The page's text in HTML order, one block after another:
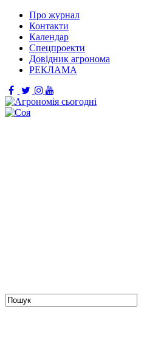
Про журнал
Контакти
Календар
Спецпроекти
Довідник агронома
РЕКЛАМА